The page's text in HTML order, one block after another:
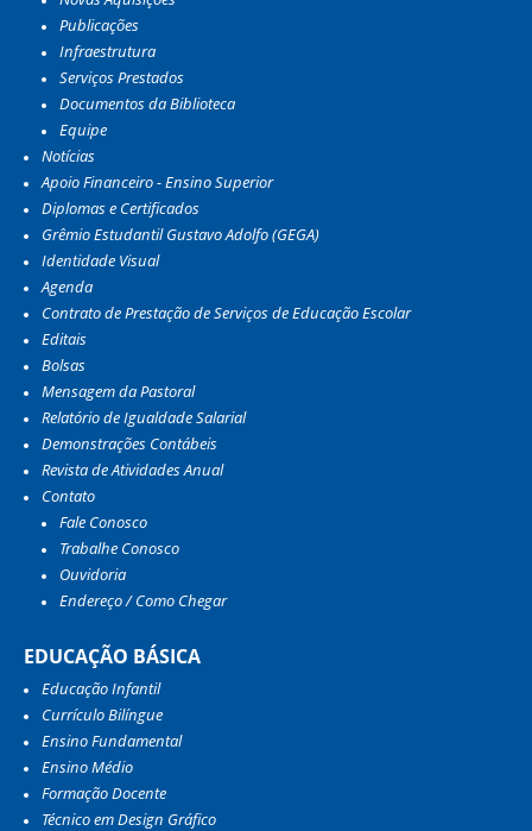
Publicações
Infraestrutura
Serviços Prestados
Documentos da Biblioteca
Equipe
Notícias
Apoio Financeiro - Ensino Superior
Diplomas e Certificados
Grêmio Estudantil Gustavo Adolfo (GEGA)
Identidade Visual
Agenda
Contrato de Prestação de Serviços de Educação Escolar
Editais
Bolsas
Mensagem da Pastoral
Relatório de Igualdade Salarial
Demonstrações Contábeis
Revista de Atividades Anual
Contato
Fale Conosco
Trabalhe Conosco
Ouvidoria
Endereço / Como Chegar
EDUCAÇÃO BÁSICA
Educação Infantil
Currículo Bilíngue
Ensino Fundamental
Ensino Médio
Formação Docente
Técnico em Design Gráfico